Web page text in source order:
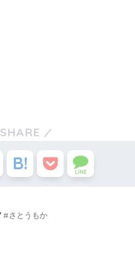
SHARE
LINE
さとうもか